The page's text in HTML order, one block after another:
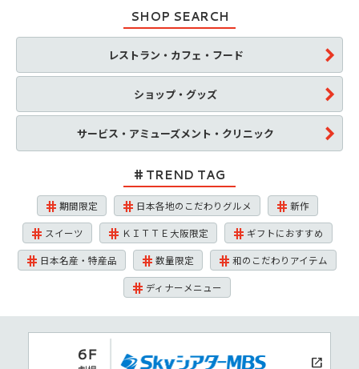
SHOP SEARCH
レストラン・カフェ・フード
ショップ・グッズ
サービス・アミューズメント・クリニック
TREND TAG
期間限定 日本各地のこだわりグルメ 新作
スイーツ ＫＩＴＴＥ大阪限定 ギフトにおすすめ
日本名産・特産品 数量限定 和のこだわりアイテム
ディナーメニュー